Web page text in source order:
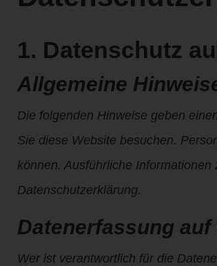
1. Datenschutz
Allgemeine
Die folgenden Hinweise geben
Sie diese Website besuchen.
können. Ausführliche
Datenschutzerklärung.
Datenerfassung
Wer ist verantwortlich für die